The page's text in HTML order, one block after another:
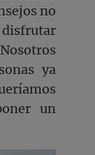
no
ya
un